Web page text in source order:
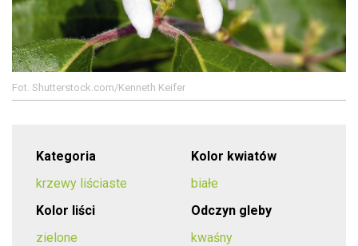
Fot. Shutterstock.com/Kenneth Keifer
Kategoria
krzewy liściaste
Kolor kwiatów
białe
Kolor liści
zielone
Odczyn gleby
kwaśny